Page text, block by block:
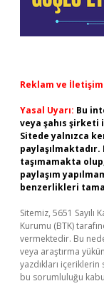
Reklam ve
Yasal Uyarı: Bu
veya şahıs şirketi
Sitede yalnızca
taşımamakta
paylaşım
benzerlikleri
Sitemiz, 5651
Kurumu (BTK)
vermektedir. Bu
veya araştırma
yazdıkları
bu sorumluluğu